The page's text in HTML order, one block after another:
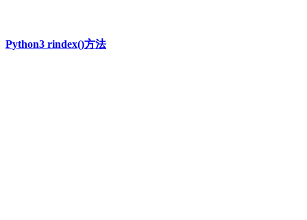
Python3 rindex()方法